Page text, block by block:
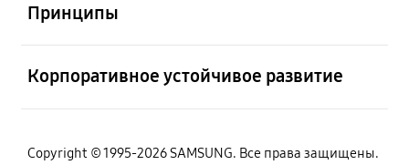
Принципы
Корпоративное устойчивое развитие
Copyright © 1995-2026 SAMSUNG. Все права защищены.